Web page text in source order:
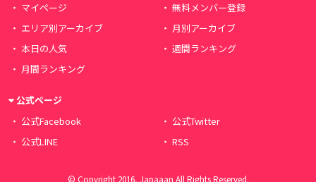
マイページ
無料メンバー登録
エリア別アーカイブ
月別アーカイブ
本日の人気
週間ランキング
月間ランキング
公式ページ
公式Facebook
公式Twitter
公式LINE
RSS
© Copyright 2016, Japaaan All Rights Reserved.